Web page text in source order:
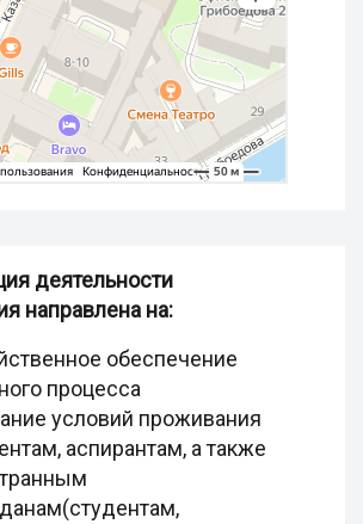
деятельности
направлена на:
обеспечение
процесса
условий проживания
аспирантам, а также